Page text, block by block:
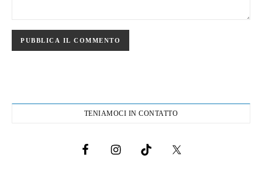
TENIAMOCI IN CONTATTO